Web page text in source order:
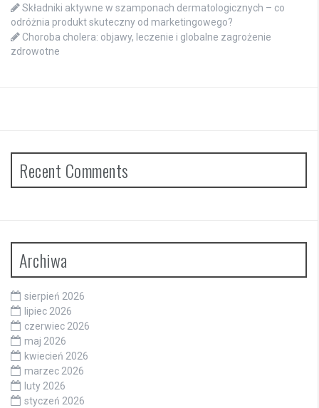
Składniki aktywne w szamponach dermatologicznych – co
odróżnia produkt skuteczny od marketingowego?
Choroba cholera: objawy, leczenie i globalne zagrożenie
zdrowotne
Recent Comments
Archiwa
sierpień 2026
lipiec 2026
czerwiec 2026
maj 2026
kwiecień 2026
marzec 2026
luty 2026
styczeń 2026